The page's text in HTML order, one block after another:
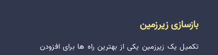
بازسازی زیرزمین
تکمیل یک زیرزمین یکی از بهترین راه ها برای افزودن